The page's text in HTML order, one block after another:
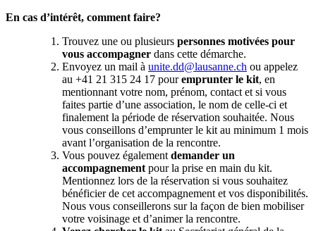
En cas d’intérêt, comment faire?
Trouvez une ou plusieurs personnes motivées pour
vous accompagner dans cette démarche.
Envoyez un mail à unite.dd@lausanne.ch ou appelez
au +41 21 315 24 17 pouremprunter le kit, en
mentionnant votre nom, prénom, contact et si vous
faites partie d’une association, le nom de celle-ci et
finalement la période de réservation souhaitée. Nous
vous conseillons d’emprunter le kit au minimum 1 mois
avant l’organisation de la rencontre.
Vous pouvez également demander un
accompagnement pour la prise en main du kit.
Mentionnez lors de la réservation si vous souhaitez
bénéficier de cet accompagnement et vos disponibilités.
Nous vous conseillerons sur la façon de bien mobiliser
votre voisinage et d’animer la rencontre.